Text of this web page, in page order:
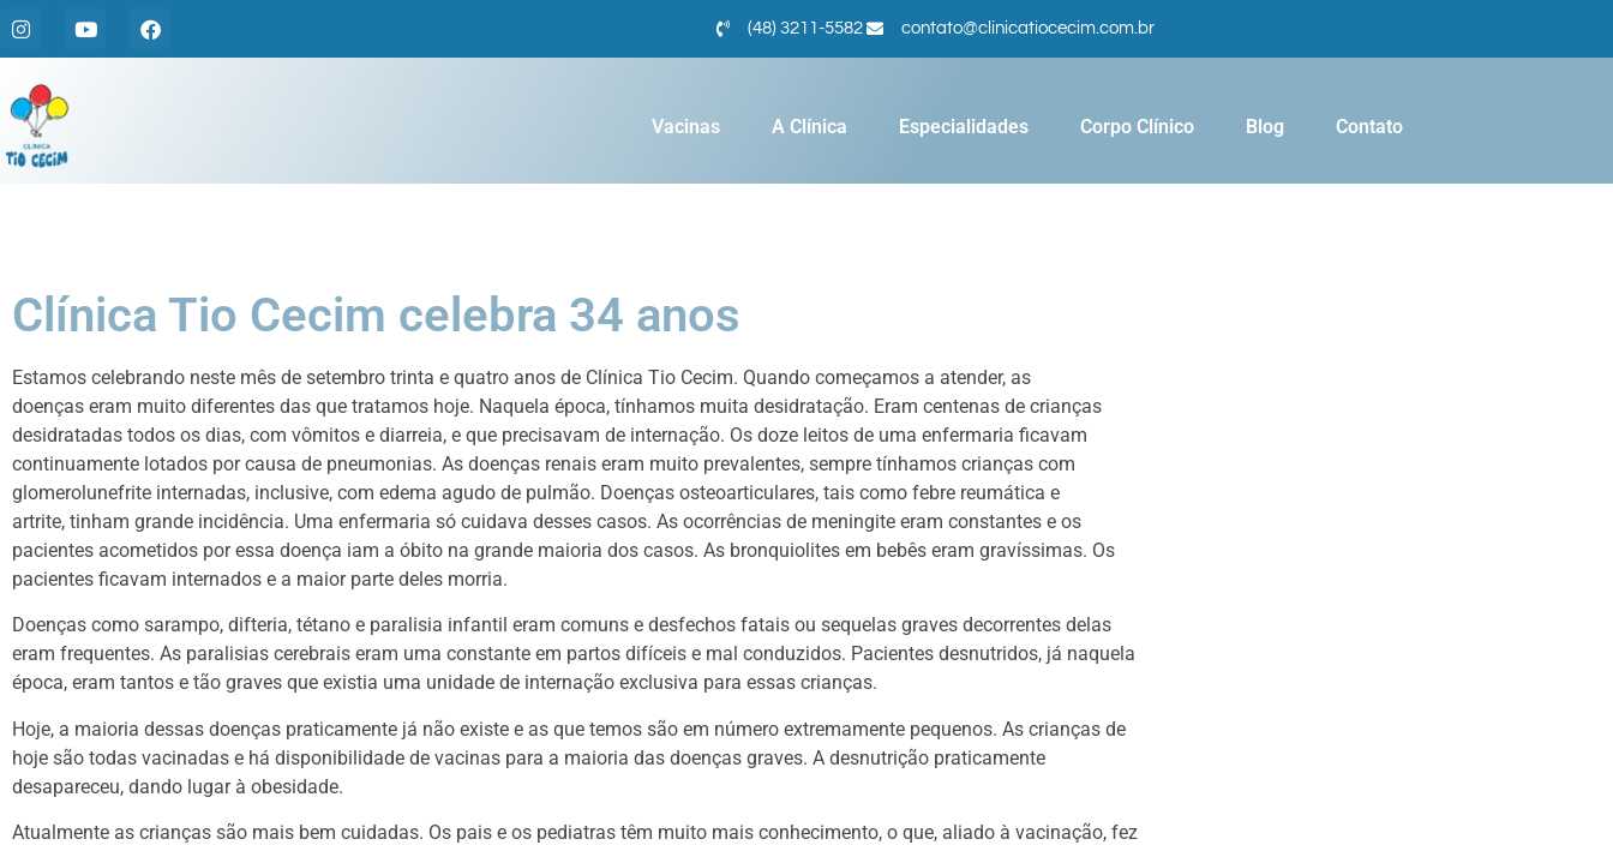
(48) 3211-5582 contato@clinicatiocecim.com.br
Vacinas A Clínica Especialidades Corpo Clínico Blog Contato
Clínica Tio Cecim celebra 34 anos
Estamos celebrando neste mês de setembro trinta e quatro anos de Clínica Tio Cecim. Quando começamos a atender, as
doenças eram muito diferentes das que tratamos hoje. Naquela época, tínhamos muita desidratação. Eram centenas de crianças
desidratadas todos os dias, com vômitos e diarreia, e que precisavam de internação. Os doze leitos de uma enfermaria ficavam
continuamente lotados por causa de pneumonias. As doenças renais eram muito prevalentes, sempre tínhamos crianças com
glomerolunefrite internadas, inclusive, com edema agudo de pulmão. Doenças osteoarticulares, tais como febre reumática e
artrite, tinham grande incidência. Uma enfermaria só cuidava desses casos. As ocorrências de meningite eram constantes e os
pacientes acometidos por essa doença iam a óbito na grande maioria dos casos. As bronquiolites em bebês eram gravíssimas. Os
pacientes ficavam internados e a maior parte deles morria.
Doenças como sarampo, difteria, tétano e paralisia infantil eram comuns e desfechos fatais ou sequelas graves decorrentes delas
eram frequentes. As paralisias cerebrais eram uma constante em partos difíceis e mal conduzidos. Pacientes desnutridos, já naquela
época, eram tantos e tão graves que existia uma unidade de internação exclusiva para essas crianças.
Hoje, a maioria dessas doenças praticamente já não existe e as que temos são em número extremamente pequenos. As crianças de
hoje são todas vacinadas e há disponibilidade de vacinas para a maioria das doenças graves. A desnutrição praticamente
desapareceu, dando lugar à obesidade.
Atualmente as crianças são mais bem cuidadas. Os pais e os pediatras têm muito mais conhecimento, o que, aliado à vacinação, fez